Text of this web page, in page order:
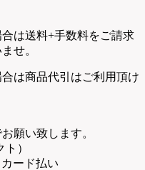
は送料+手数料をご請求
せ。
は商品代引はご利用頂け
願い致します。
）
ード払い